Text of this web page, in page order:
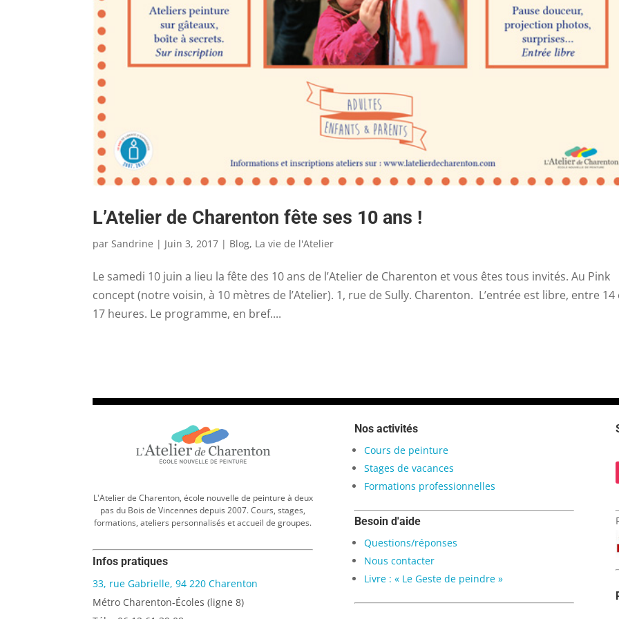
L’Atelier de Charenton fête ses 10 ans !
parSandrine | Juin 3, 2017 | Blog, La vie de l'Atelier
Le samedi 10 juin a lieu la fête des 10 ans de l’Atelier de Charenton et vous êtes tous invités. Au Pink
concept (notre voisin, à 10 mètres de l’Atelier). 1, rue de Sully. Charenton. L’entrée est libre, entre 14
17 heures. Le programme, en bref....
L'Atelier de Charenton, école nouvelle de peinture à deux
pas du Bois de Vincennes depuis 2007. Cours, stages,
formations, ateliers personnalisés et accueil de groupes.
Infos pratiques
33, rue Gabrielle, 94 220 Charenton
Métro Charenton-Écoles (ligne 8)
Nos activités
Cours de peinture
Stages de vacances
Formations professionnelles
Besoin d'aide
Questions/réponses
Nous contacter
Livre : « Le Geste de peindre »